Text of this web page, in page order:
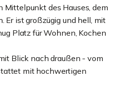
Mittelpunkt des Hauses, dem
Er ist großzügig und hell, mit
Platz für Wohnen, Kochen
Blick nach draußen - vom
mit hochwertigen